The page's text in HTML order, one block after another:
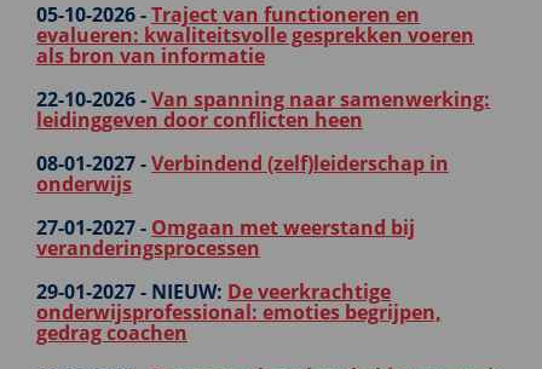
05-10-2026 -Traject van functioneren en
evalueren: kwaliteitsvolle gesprekken voeren
als bron van informatie
22-10-2026 -Van spanning naar samenwerking:
leidinggeven door conflicten heen
08-01-2027 -Verbindend (zelf)leiderschap in
onderwijs
27-01-2027 - Omgaan met weerstand bij
veranderingsprocessen
29-01-2027 - NIEUW: De veerkrachtige
onderwijsprofessional: emoties begrijpen,
gedrag coachen